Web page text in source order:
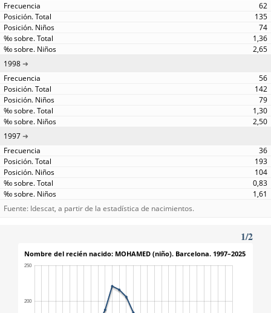
62
135
74
1,36
2,65
1998
56
142
79
1,30
2,50
1997
36
193
104
0,83
1,61
Fuente: Idescat, a partir de la estadística de nacimientos.